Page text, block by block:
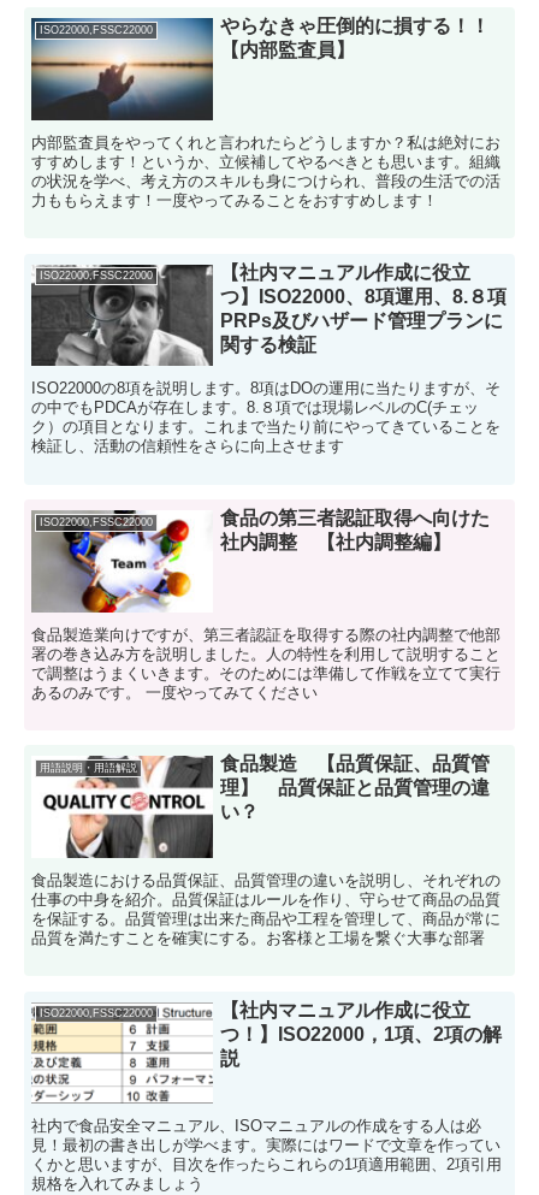
ISO22000,FSSC22000
やらなきゃ圧倒的に損する！！
【内部監査員】
内部監査員をやってくれと言われたらどうしますか？私は絶対にお
すすめします！というか、立候補してやるべきとも思います。組織
の状況を学べ、考え方のスキルも身につけられ、普段の生活での活
力ももらえます！一度やってみることをおすすめします！
ISO22000,FSSC22000
【社内マニュアル作成に役立
つ】ISO22000、8項運用、8.８項
PRPs及びハザード管理プランに
関する検証
ISO22000の8項を説明します。8項はDOの運用に当たりますが、そ
の中でもPDCAが存在します。8.８項では現場レベルのC(チェッ
ク）の項目となります。これまで当たり前にやってきていることを
検証し、活動の信頼性をさらに向上させます
ISO22000,FSSC22000
食品の第三者認証取得へ向けた
社内調整 【社内調整編】
食品製造業向けですが、第三者認証を取得する際の社内調整で他部
署の巻き込み方を説明しました。人の特性を利用して説明すること
で調整はうまくいきます。そのためには準備して作戦を立てて実行
あるのみです。 一度やってみてください
用語説明・用語解説
食品製造 【品質保証、品質管
理】 品質保証と品質管理の違
い？
食品製造における品質保証、品質管理の違いを説明し、それぞれの
仕事の中身を紹介。品質保証はルールを作り、守らせて商品の品質
を保証する。品質管理は出来た商品や工程を管理して、商品が常に
品質を満たすことを確実にする。お客様と工場を繋ぐ大事な部署
ISO22000,FSSC22000
【社内マニュアル作成に役立
つ！】ISO22000，1項、2項の解
説
社内で食品安全マニュアル、ISOマニュアルの作成をする人は必
見！最初の書き出しが学べます。実際にはワードで文章を作ってい
くかと思いますが、目次を作ったらこれらの1項適用範囲、2項引用
規格を入れてみましょう